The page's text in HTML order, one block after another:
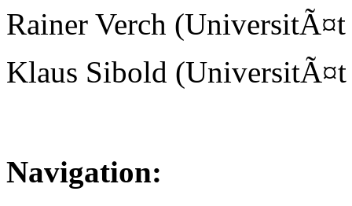
Rainer Verch
Klaus Sibold
Navigation: